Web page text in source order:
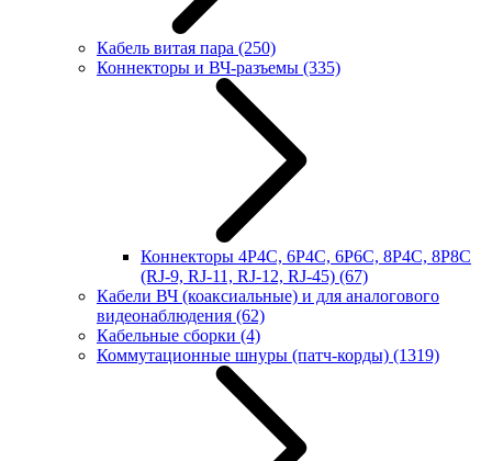
Кабель витая пара (250)
Коннекторы и ВЧ-разъемы (335)
Коннекторы 4P4C, 6P4C, 6P6C, 8P4C, 8P8C
(RJ-9, RJ-11, RJ-12, RJ-45) (67)
Кабели ВЧ (коаксиальные) и для аналогового
видеонаблюдения (62)
Кабельные сборки (4)
Коммутационные шнуры (патч-корды) (1319)